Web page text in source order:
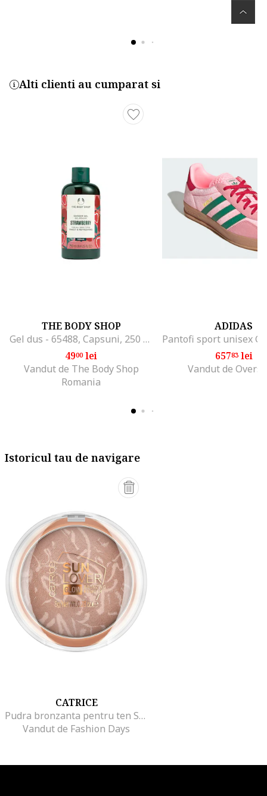
Alti clienti au cumparat si
THE BODY SHOP
Gel dus - 65488, Capsuni, 250 ml
4900lei
Vandut de The Body Shop
Romania
ADIDAS
65783lei
Vandut de
Istoricul tau de navigare
CATRICE
Pudra bronzanta pentru ten Sun Lover Glow Bronzing Powder, 8 g, Auriu
Vandut de Fashion Days